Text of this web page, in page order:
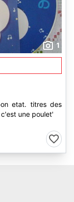
1
etat. titres des
une poulet'